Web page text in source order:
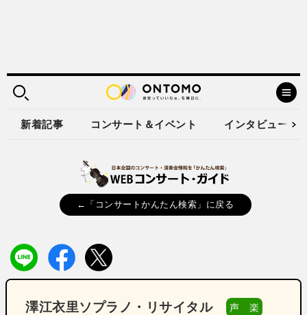
新着記事 コンサート＆イベント インタビュー
←「コンサートかんたん検索」に戻る
澤江衣里ソプラノ・リサイタル 声 楽